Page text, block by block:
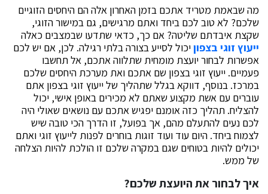
מה שבאמת מטריד אתכם בזמן האחרון אלה הם היחסים הזוגיים
שלכם? לא טוב לכם ביחד ואתם מרגישים, גם במישור הזוגי,
שקצת איבדתם שליטה? אם כך, כדאי שתדעו שבמצבים כאלה
ייעוץ זוגי בצפוןיכול לסייע בצורה בלתי רגילה. לכן, אם יש לכם
אפשרות לבחור יועצת מומחית שתלווה אתכם, אל תחשבו
פעמיים. ייעוץ זוגי בצפון שם אתכם ואת מערכת היחסים שלכם
במרכז. בנוסף, דווקא בגלל שתהליך של ייעוץ זוגי בצפון אתם
עוברים עם אשת מקצוע שאתם לא מכירים באופן אישי, יכול
להצליח. תהליך כזה אומנם יפגיש אתכם עם נושאים שאולי היה
לכם נעים להתעלם מהם, אך בפועל, זו הדרך הכי טובה שיש
לצמוח ביחד. היום עוד ועוד זוגות בוחרים לפנות לייעוץ זוגי ואתם
יכולים להיות בטוחים שגם במקרה שלכם זו הולכת להיות הצלחה
של ממש.
איך לבחור את היועצת שלכם?